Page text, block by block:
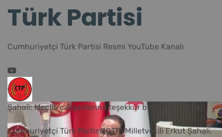
Türk Partisi
Cumhuriyetçi Türk Partisi Resmi YouTube Kanalı
Şahali: Meclis çalışanlarına teşekkür borcumuz vardır
Cumhuriyetçi Türk Partisi (CTP) Milletvekili Erkut Şahali,